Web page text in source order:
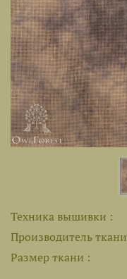
Техника вышивки
Производитель ткани
Размер ткани